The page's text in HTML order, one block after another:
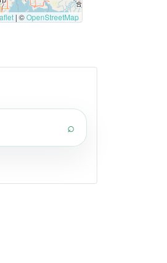
| ©OpenStreetMap
⌕